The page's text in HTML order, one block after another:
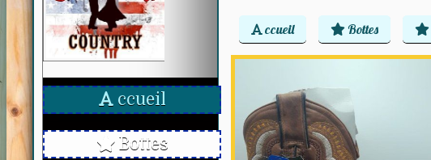
ccueil
Bottes
ccueil Bottes